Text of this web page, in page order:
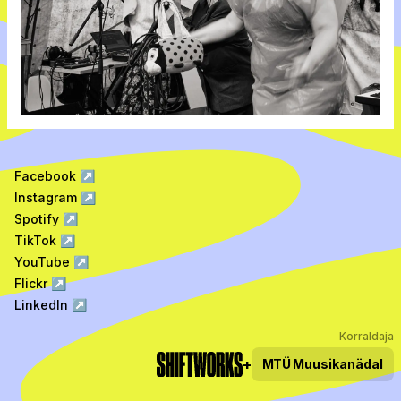
Facebook ↗
Instagram ↗
Spotify ↗
TikTok ↗
YouTube ↗
Flickr↗
LinkedIn ↗
Korraldaja
+ MTÜ Muusikanädal